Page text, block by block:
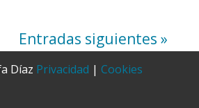
Entradas siguientes »
Díaz Privacidad | Cookies